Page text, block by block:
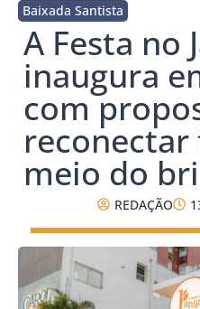
Baixada Santista
A Festa no
inaugura
com
meio do
REDAÇÃO